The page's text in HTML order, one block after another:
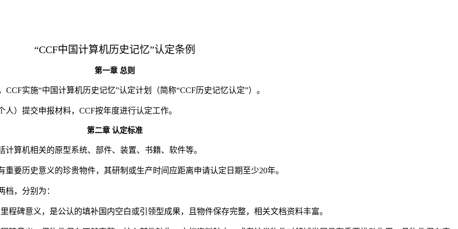
“CCF中国计算机历史记忆”认定条例
第一章 总则
CCF实施“中国计算机历史记忆”认定计划（简称“CCF历史记忆认定”）。
）提交申报材料， CCF按年度进行认定工作。
第二章 认定标准
算机相关的原型系统、部件、装置、书籍、软件等。
要历史意义的珍贵物件，其研制或生产时间应距离申请认定日期至少20年。
，分别为：
程碑意义，是公认的填补国内空白或引领型成果，且物件保存完整，相关文档资料丰富。